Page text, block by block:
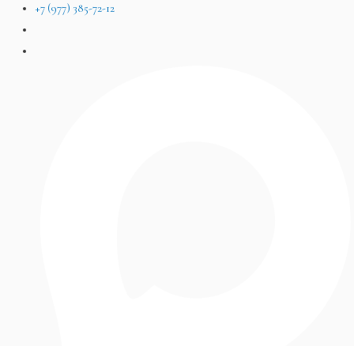
+7 (977) 385-72-12